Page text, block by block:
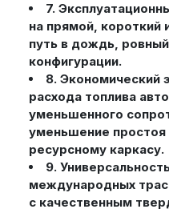
7.
на прямой, короткий
путь в дождь,
конфигурации.
8. Экономический
расхода топлива
уменьшенного
уменьшение простоя
ресурсному каркасу.
9.
международных
с качественным